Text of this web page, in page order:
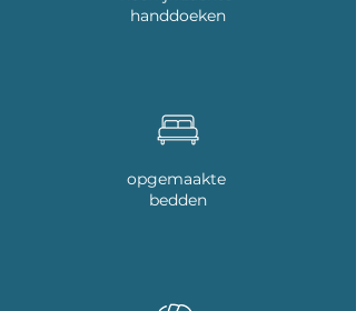
handdoeken
opgemaakte
bedden